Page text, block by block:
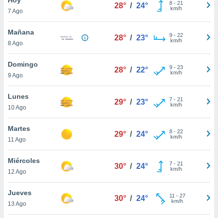
y
en
más
de
7 Ago
28° / 24° 8- 21
km/h
Mañana
8 Ago
28° / 23° 9- 22
km/h
Domingo
9 Ago
28° / 22° 9- 23
km/h
Lunes
10 Ago
29° / 23° 7- 21
km/h
Martes
11 Ago
29° / 24° 8- 22
km/h
Miércoles
12 Ago
30° / 24° 7- 21
km/h
Jueves
13 Ago
30° / 24° 11 - 27
km/h